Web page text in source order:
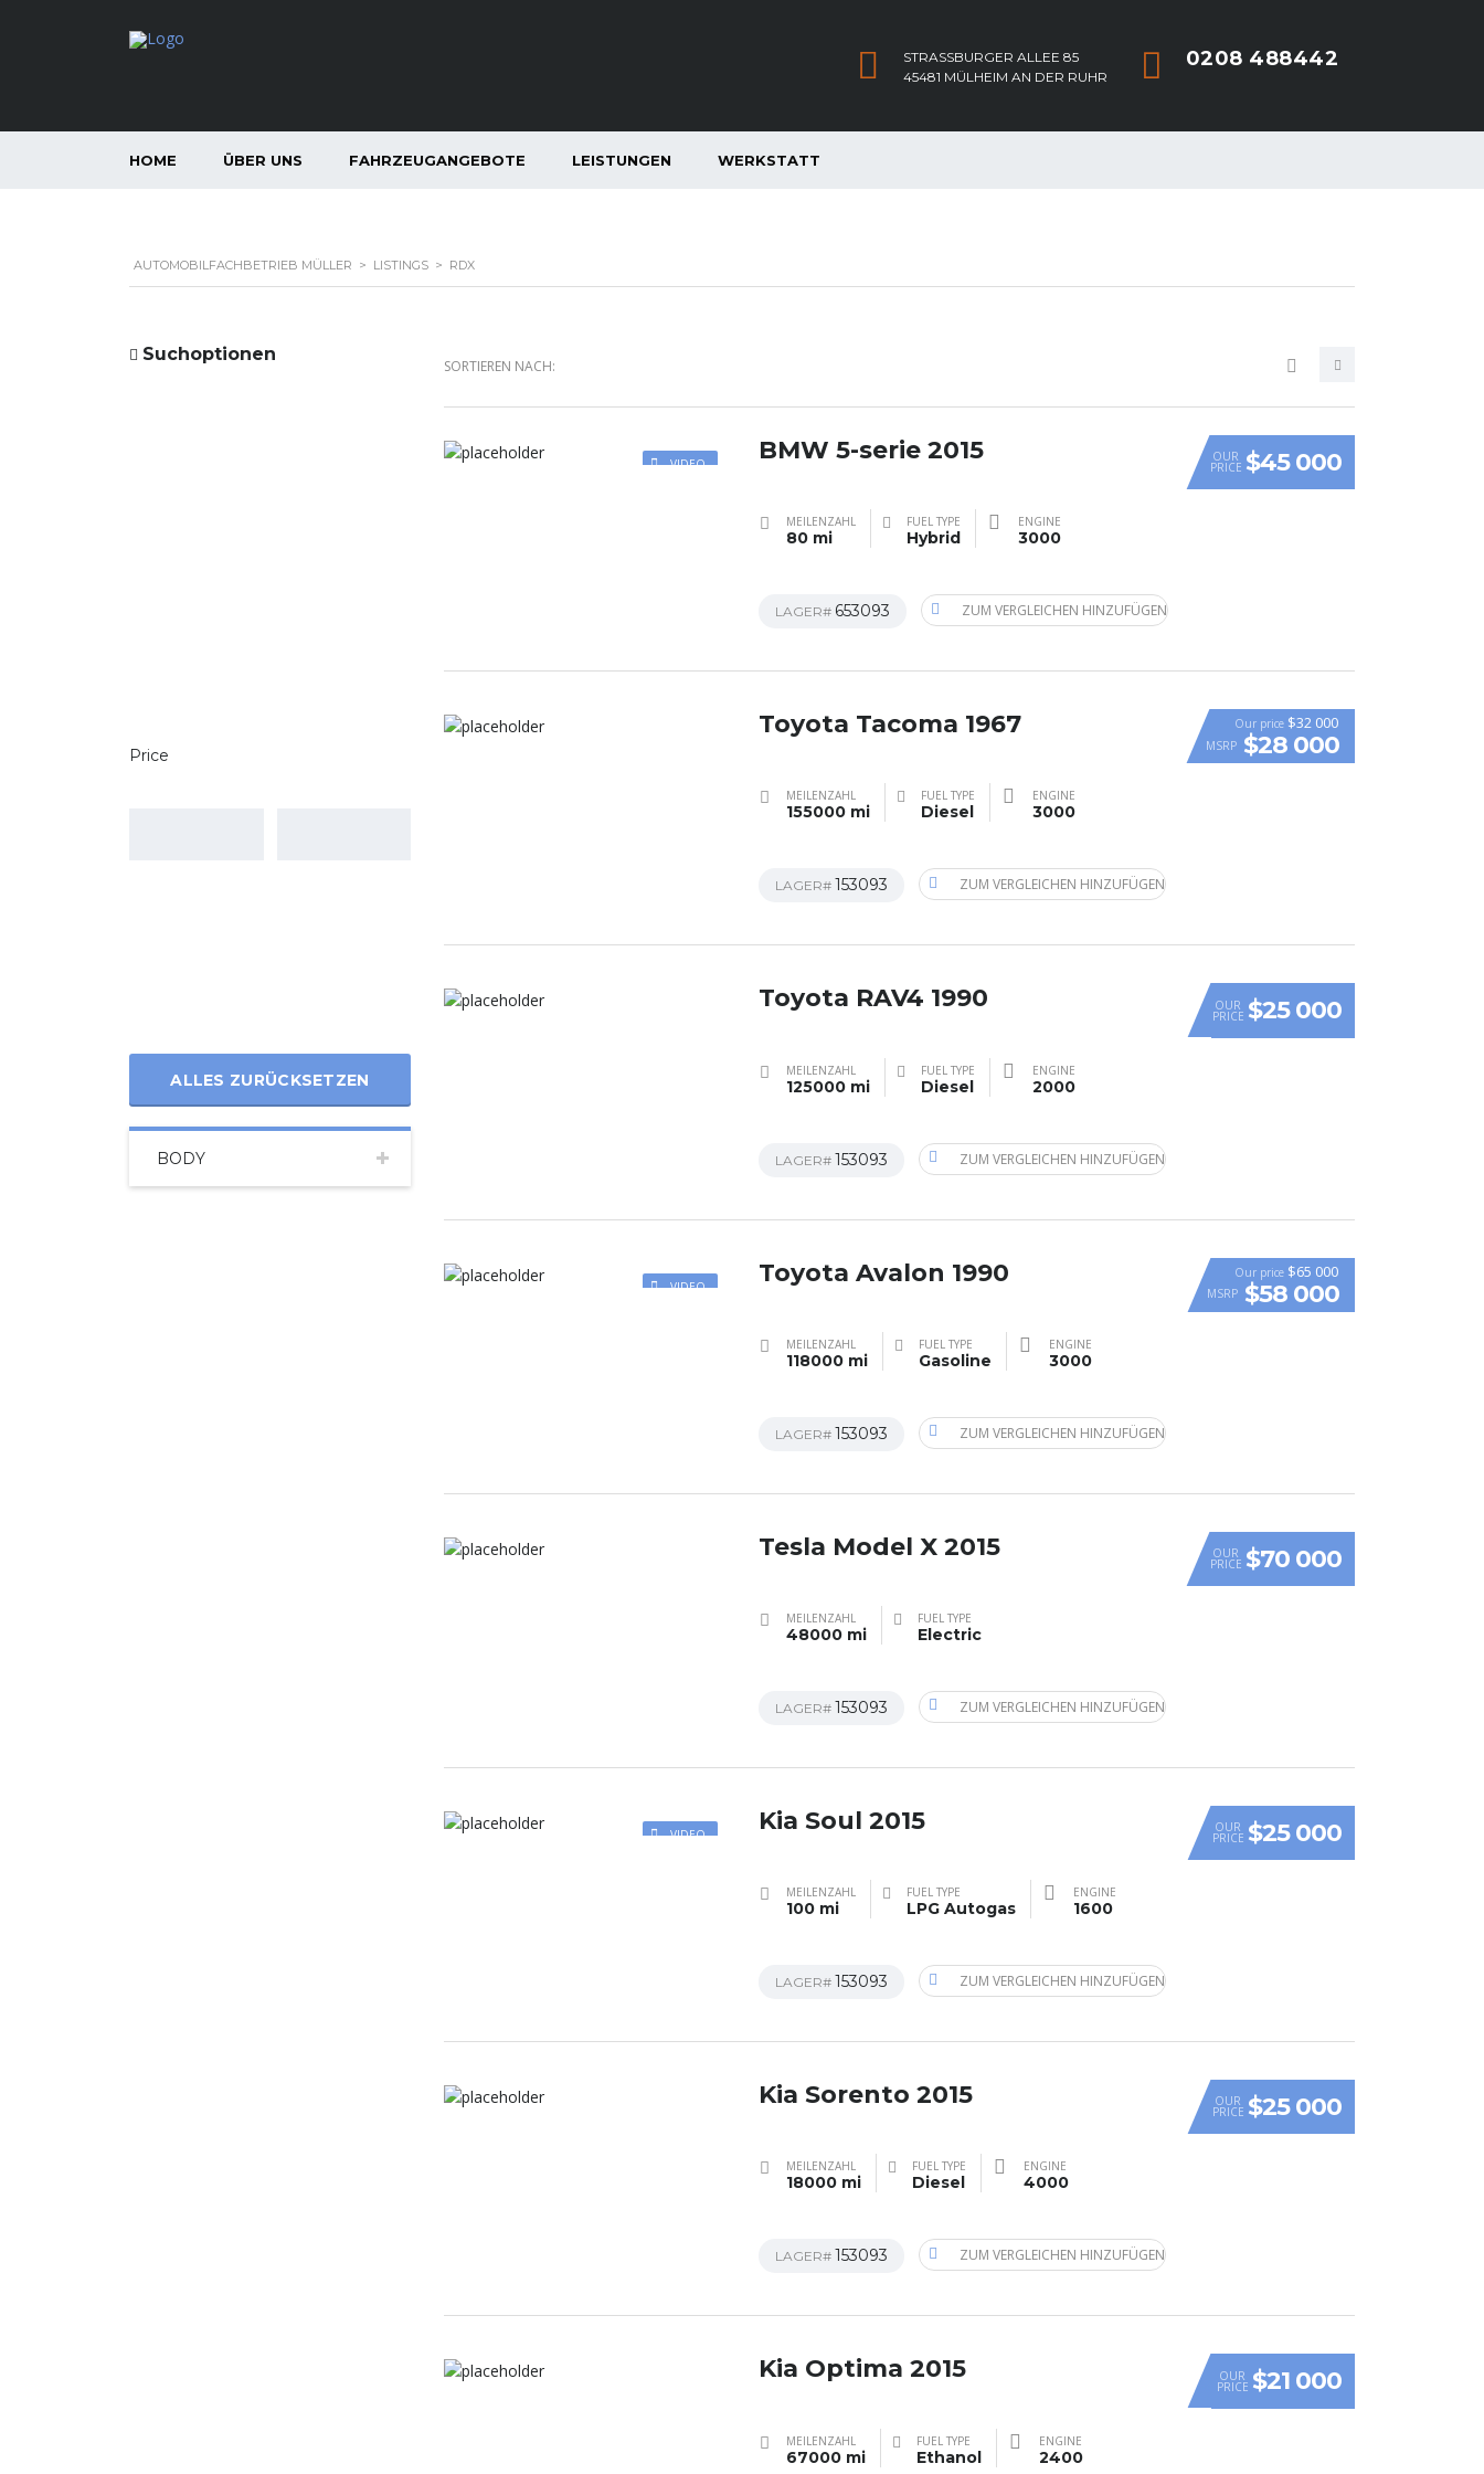
0208 488442
STRASSBURGER ALLEE 85
45481 MÜLHEIM AN DER RUHR
HOME ÜBER UNS FAHRZEUGANGEBOTE LEISTUNGEN WERKSTATT
AUTOMOBILFACHBETRIEB MÜLLER > LISTINGS > RDX
Suchoptionen
Price
ALLES ZURÜCKSETZEN
BODY
SORTIEREN NACH:
VIDEO OUR
PRICE $45 000
BMW 5-serie 2015
MEILENZAHL
80 mi
FUEL TYPE
Hybrid
ENGINE
3000
LAGER# 653093 ZUM VERGLEICHEN HINZUFÜGEN
Our price $32 000
MSRP $28 000
Toyota Tacoma 1967
MEILENZAHL
155000 mi
FUEL TYPE
Diesel
ENGINE
3000
LAGER# 153093 ZUM VERGLEICHEN HINZUFÜGEN
OUR
PRICE $25 000
Toyota RAV4 1990
MEILENZAHL
125000 mi
FUEL TYPE
Diesel
ENGINE
2000
LAGER# 153093 ZUM VERGLEICHEN HINZUFÜGEN
VIDEO
Our price $65 000
MSRP $58 000
Toyota Avalon 1990
MEILENZAHL
118000 mi
FUEL TYPE
Gasoline
ENGINE
3000
LAGER# 153093 ZUM VERGLEICHEN HINZUFÜGEN
OUR
PRICE $70 000
Tesla Model X 2015
MEILENZAHL
48000 mi
FUEL TYPE
Electric
LAGER# 153093 ZUM VERGLEICHEN HINZUFÜGEN
VIDEO OUR
PRICE $25 000
Kia Soul 2015
MEILENZAHL
100 mi
FUEL TYPE
LPG Autogas
ENGINE
1600
LAGER# 153093 ZUM VERGLEICHEN HINZUFÜGEN
OUR
PRICE $25 000
Kia Sorento 2015
MEILENZAHL
18000 mi
FUEL TYPE
Diesel
ENGINE
4000
LAGER# 153093 ZUM VERGLEICHEN HINZUFÜGEN
OUR
PRICE $21 000
Kia Optima 2015
MEILENZAHL
67000 mi
FUEL TYPE
Ethanol
ENGINE
2400